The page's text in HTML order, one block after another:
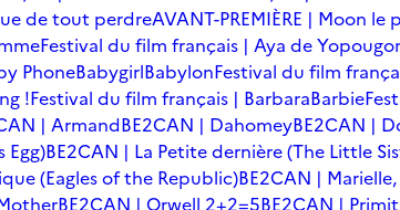
de tout perdreAVANT-PREMIÈRE | Moon
Festival du film français | Aya de
PhoneBabygirlBabylonFestival du film
!Festival du film français | BarbaraBarbie
| ArmandBE2CAN | DahomeyBE2CAN |
Egg)BE2CAN | La Petite dernière (The Little
(Eagles of the Republic)BE2CAN |
BE2CAN | Orwell 2+2=5BE2CAN |